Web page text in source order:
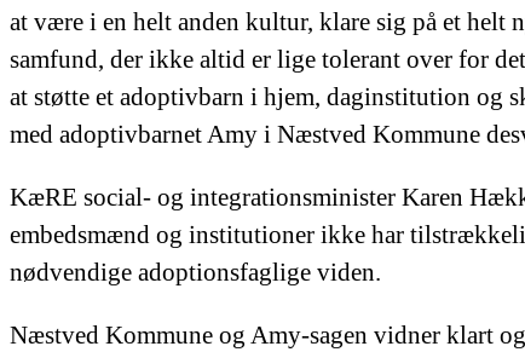
at være i en helt anden kultur, klare sig på et helt
samfund, der ikke altid er lige tolerant over for
at støtte et adoptivbarn i hjem, daginstitution og
med adoptivbarnet Amy i Næstved Kommune
KæRE social- og integrationsminister Karen
embedsmænd og institutioner ikke har
nødvendige adoptionsfaglige viden.
Næstved Kommune og Amy-sagen vidner klart